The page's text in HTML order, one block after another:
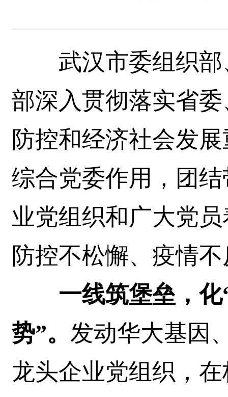
武汉市委组织部
部深入贯彻落实省
防控和经济社会发
综合党委作用，团
业党组织和广大党
防控不松懈、疫情
一线筑堡垒，化
势”。 发动华大基因
龙头企业党组织，